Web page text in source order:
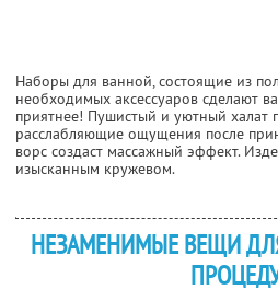
Наборы для ванной, состоящие из
необходимых аксессуаров сделают
приятнее! Пушистый и уютный халат
расслабляющие ощущения после
ворс создаст массажный эффект.
изысканным кружевом.
НЕЗАМЕНИМЫЕ ВЕЩИ